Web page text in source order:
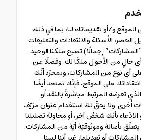
و/أو تقديماتك لنا، بما في ذلك
الأسئلة والانتقادات والتعليقات
إجمالًا) تصبح ملكنا الوحيد
حالٍ من الأحوال ملكًا لك. وفضلًا عن
أي نوع من المشاركات، وبمجرّد أنّك
على الموقع، فإنّك تمنحنا أيضًا
تعرضه المرتبط مباشرةً بالنقد أو
أخرى. ولا يحقّ لك استخدام عنوان مزيّف
الادّعاء بأنّك شخصٌ آخر، أو محاولة تضليلنا
بأصالة وموثوقيّة أيّة من المشاركات.
المشاركات أو تعديلها، غير أننا لسنا